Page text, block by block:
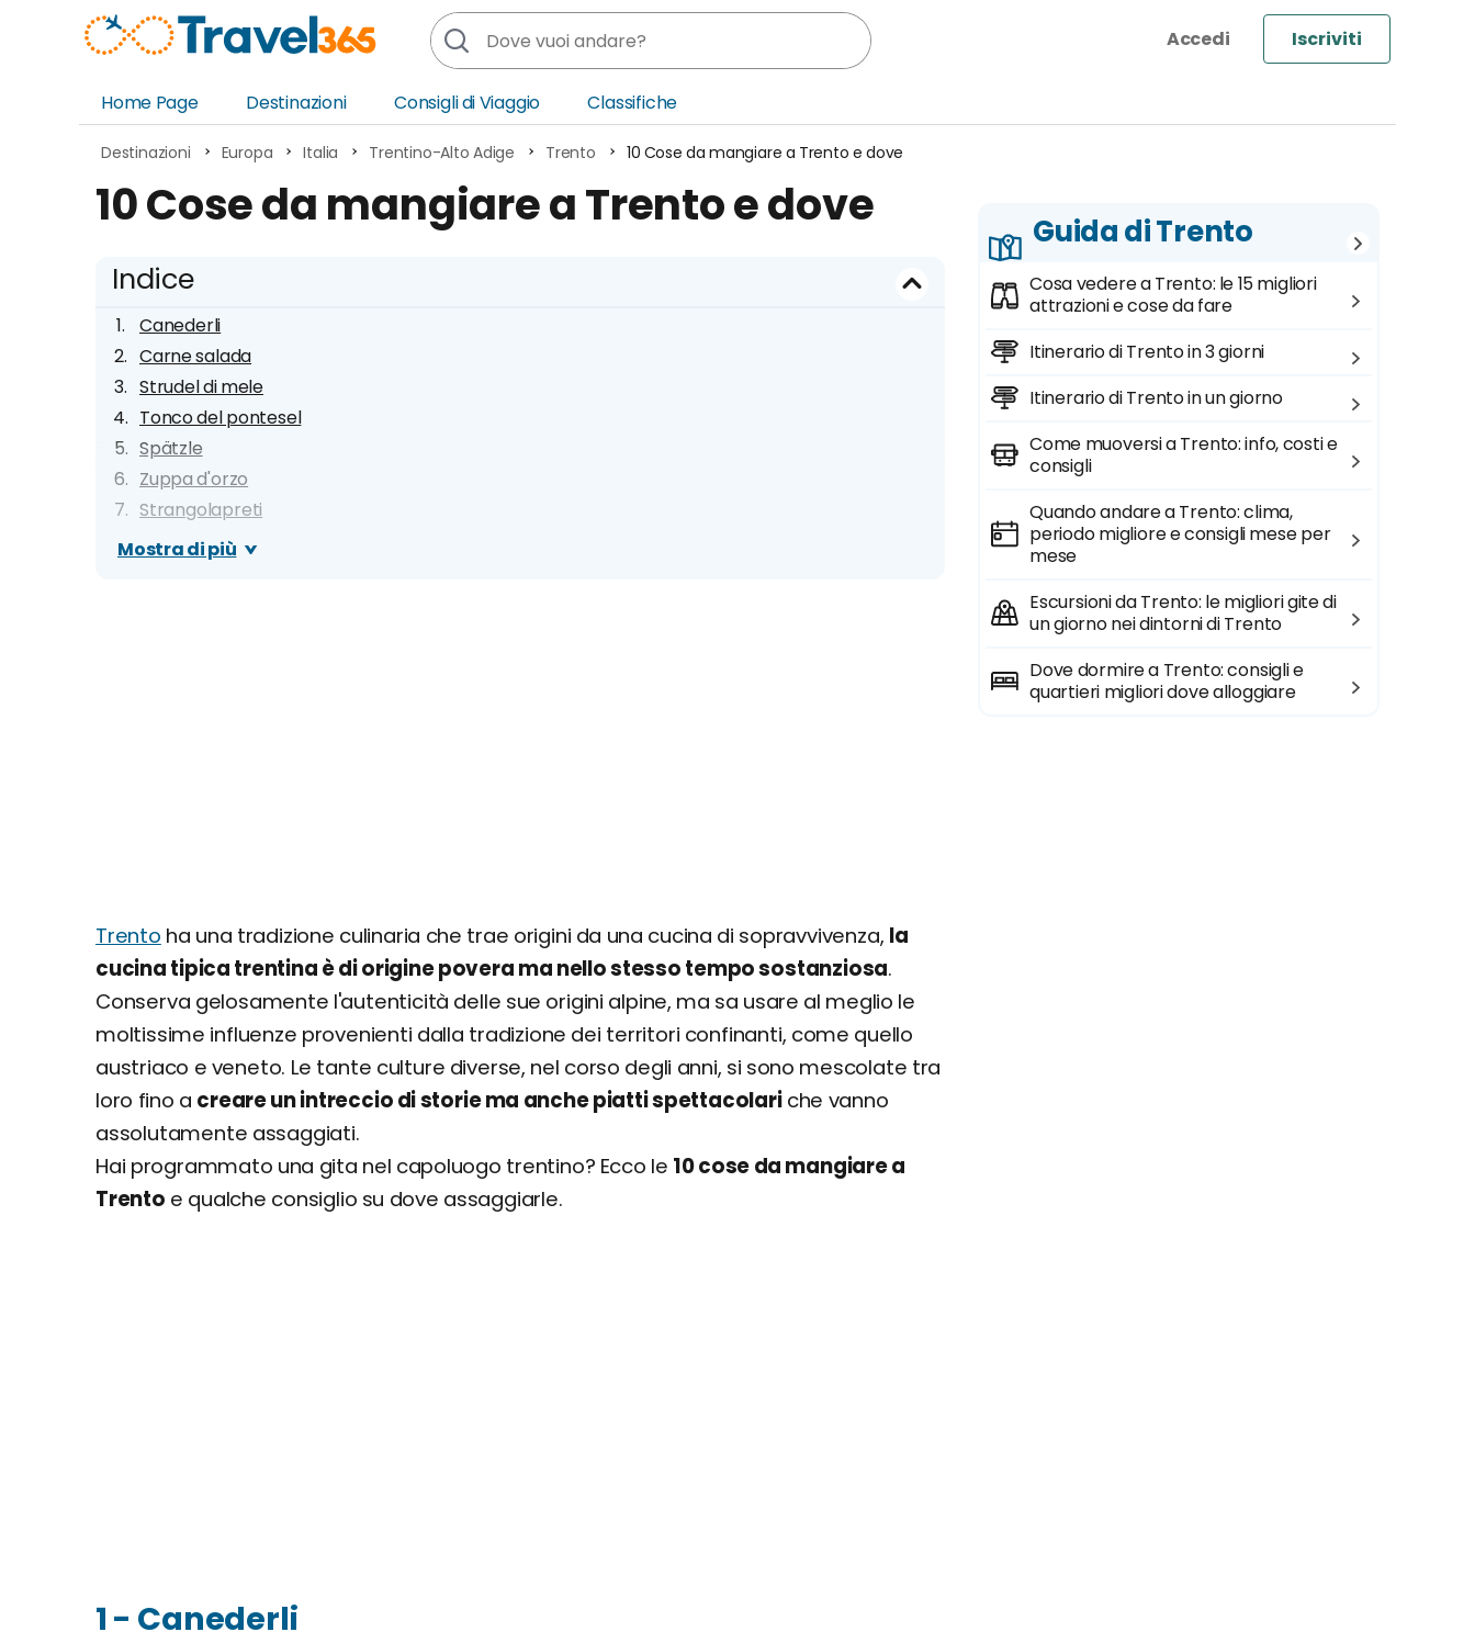
Iscriviti
Home Page
Destinazioni
Asia
Europa
Oceania
Nord America
America Centrale
Consigli di Viaggio Classifiche
Destinazioni Europa Italia Trentino-Alto Adige Trento 10 Cose da mangiare a Trento e dove
10 Cose da mangiare a Trento e dove
Indice
Canederli
Carne salada
Strudel di mele
Tonco del pontesel
Spätzle
Zuppa d'orzo
Strangolapreti
Straboi
Mostra di più
Trento ha una tradizione culinaria che trae origini da una cucina di sopravvivenza, la
cucina tipica trentina è di origine povera ma nello stesso tempo sostanziosa.
Conserva gelosamente l'autenticità delle sue origini alpine, ma sa usare al meglio le
moltissime influenze provenienti dalla tradizione dei territori confinanti, come quello
austriaco e veneto. Le tante culture diverse, nel corso degli anni, si sono mescolate tra
loro fino a creare un intreccio di storie ma anche piatti spettacolariche vanno
assolutamente assaggiati.
Hai programmato una gita nel capoluogo trentino? Ecco le 10 cose da mangiare a
Trento e qualche consiglio su dove assaggiarle.
1 - Canederli
Guida di Trento
Cosa vedere a Trento: le 15 migliori
attrazioni e cose da fare
Itinerario di Trento in 3 giorni
Itinerario di Trento in un giorno
Come muoversi a Trento: info, costi e
consigli
Quando andare a Trento: clima,
periodo migliore e consigli mese per
mese
Escursioni da Trento: le migliori gite di
un giorno nei dintorni di Trento
Dove dormire a Trento: consigli e
quartieri migliori dove alloggiare